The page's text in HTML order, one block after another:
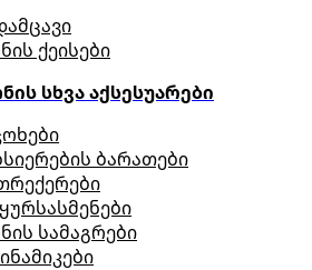
ქეისები
სხვა აქსესუარები
ბარათები
სამაგრები